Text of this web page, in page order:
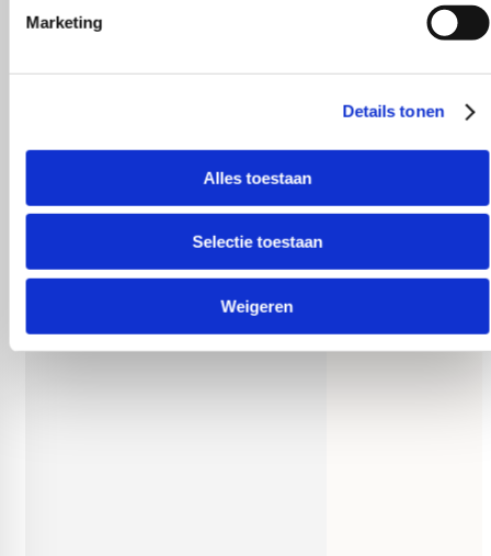
Marketing
Details tonen
Alles toestaan
Selectie toestaan
Weigeren